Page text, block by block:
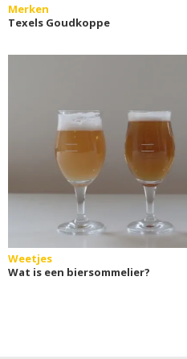
Merken
Texels Goudkoppe
Weetjes
Wat is een biersommelier?